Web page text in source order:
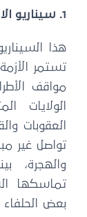
1. سيناريو الاستمرار في حالة الجمود وإدارة الأزمة:
هذا
تستمر
مواقف
الولايات
العقوبات
تواصل غير
والهجرة،
تماسكها
بعض الحلفاء